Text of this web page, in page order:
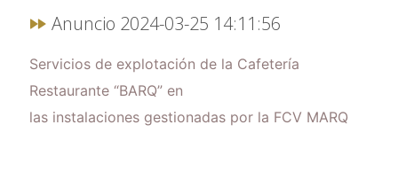
Anuncio 2024-03-25 14:11:56
Servicios de explotación de la Cafetería
Restaurante “BARQ” en
las instalaciones gestionadas por la FCV MARQ